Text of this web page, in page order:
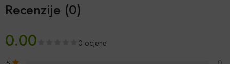
Recenzije (0)
0.00 0 ocjene